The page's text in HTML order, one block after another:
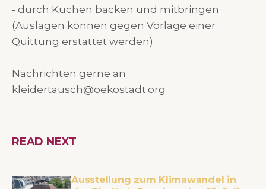
- durch Kuchen backen und mitbringen
(Auslagen können gegen Vorlage einer
Quittung erstattet werden)
Nachrichten gerne an
kleidertausch@oekostadt.org
READ NEXT
Ausstellung zum Klimawandel in